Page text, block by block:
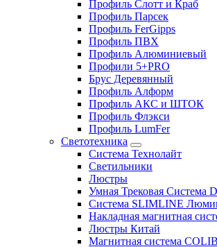
Профиль Слотт и Краб
Профиль Парсек
Профиль FerGipps
Профиль ПВХ
Профиль Алюминиевый
Профили 5+PRO
Брус Деревянный
Профиль Алформ
Профиль АКС и ШТОК
Профиль Флэкси
Профиль LumFer
Светотехника
Система Технолайт
Светильники
Люстры
Умная Трековая Система
Система SLIMLINE
Накладная магнитная
Люстры Китай
Магнитная система